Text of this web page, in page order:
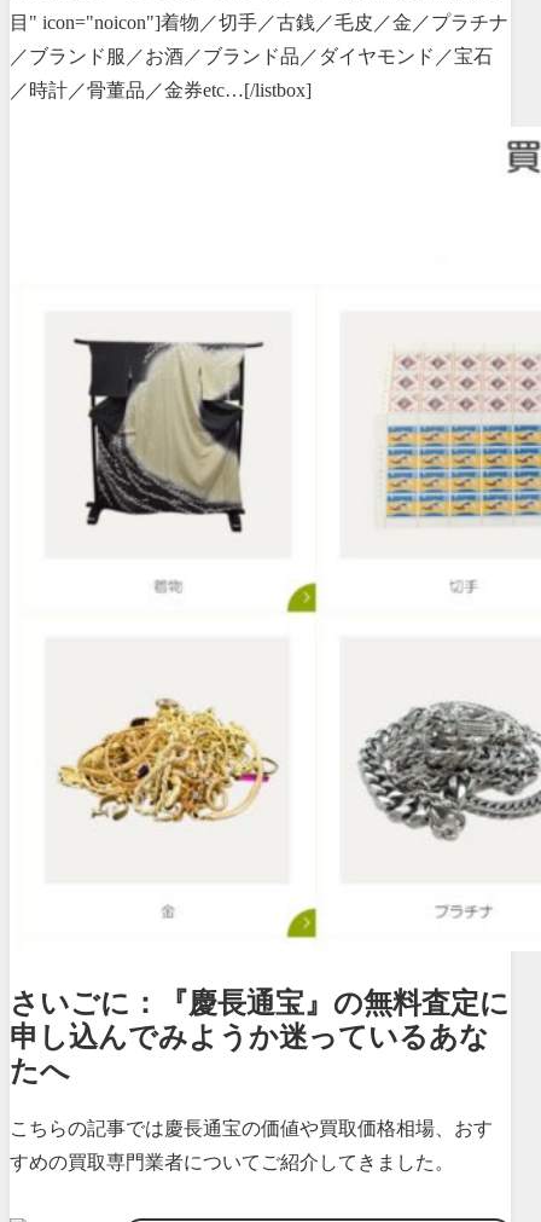
目" icon="noicon"]着物／切手／古銭／毛皮／金／プラチナ
／ブランド服／お酒／ブランド品／ダイヤモンド／宝石
／時計／骨董品／金券etc…[/listbox]
さいごに：『慶長通宝』の無料査定に
申し込んでみようか迷っているあな
たへ
こちらの記事では慶長通宝の価値や買取価格相場、おす
すめの買取専門業者についてご紹介してきました。